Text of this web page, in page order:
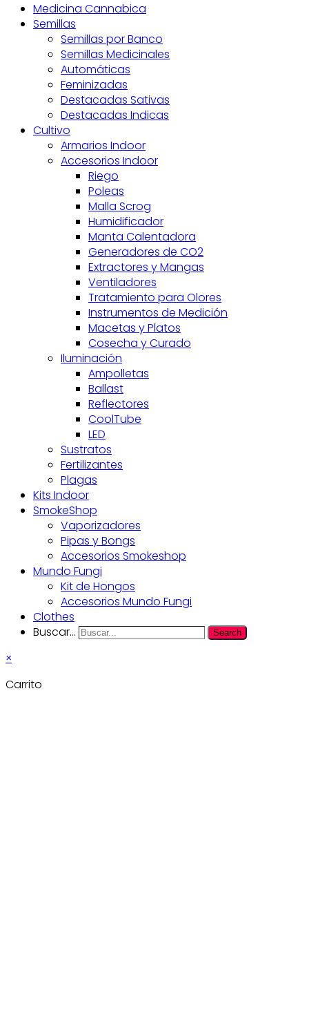
Medicina Cannabica
Semillas
Semillas por Banco
Semillas Medicinales
Automáticas
Feminizadas
Destacadas Sativas
Destacadas Indicas
Cultivo
Armarios Indoor
Accesorios Indoor
Riego
Poleas
Malla Scrog
Humidificador
Manta Calentadora
Generadores de CO2
Extractores y Mangas
Ventiladores
Tratamiento para Olores
Instrumentos de Medición
Macetas y Platos
Cosecha y Curado
Iluminación
Ampolletas
Ballast
Reflectores
CoolTube
LED
Sustratos
Fertilizantes
Plagas
Kits Indoor
SmokeShop
Vaporizadores
Pipas y Bongs
Accesorios Smokeshop
Mundo Fungi
Kit de Hongos
Accesorios Mundo Fungi
Clothes
Buscar...
Search
×
Carrito